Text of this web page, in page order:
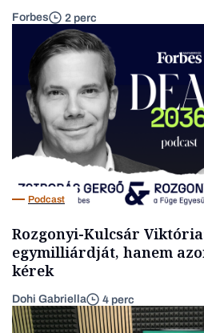
Forbes 2 perc
Podcast
Rozgonyi-Kulcsár
egymilliárdját, hanem
kérek
Dohi Gabriella 4 perc